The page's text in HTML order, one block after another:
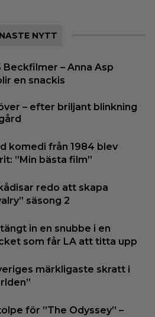
NYTT
Beckfilmer – Anna Asp
en snackis
– efter briljant blinkning
komedi från 1984 blev
”Min bästa film”
redo att skapa
säsong 2
in en snubbe i en
som får LA att titta upp
märkligaste skratt i
för ”The Odyssey” –